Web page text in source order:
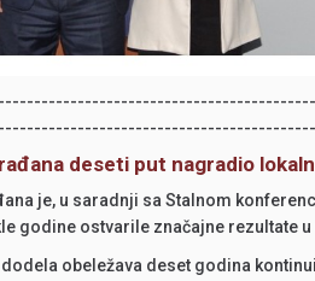
deseti put nagradio
je, u saradnji sa Stalnom
godine ostvarile značajne rezultate
obeležava deset godina